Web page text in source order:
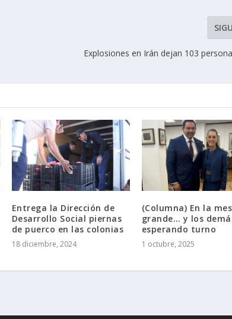
Explosiones en Irán dejan 103
Entrega la Dirección de
Desarrollo Social piernas
de puerco en las colonias
18 diciembre, 2024
(Columna) En la
grande… y los
esperando turno
1 octubre, 2025